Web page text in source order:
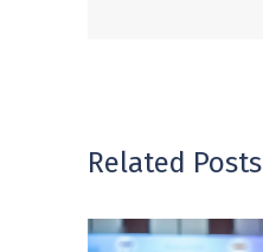
Related Posts